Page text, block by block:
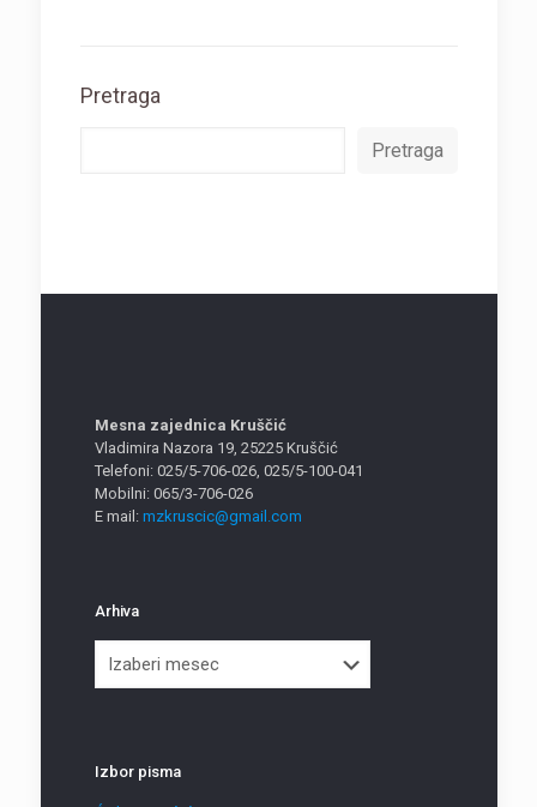
Pretraga
Pretraga
Mesna zajednica Kruščić
Vladimira Nazora 19, 25225 Kruščić
Telefoni: 025/5-706-026, 025/5-100-041
Mobilni: 065/3-706-026
E mail: mzkruscic@gmail.com
Arhiva
Izbor pisma